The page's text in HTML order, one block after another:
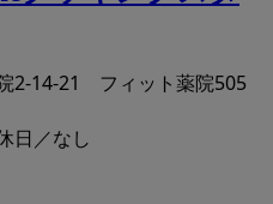
2-14-21 フィット薬院505
日／なし